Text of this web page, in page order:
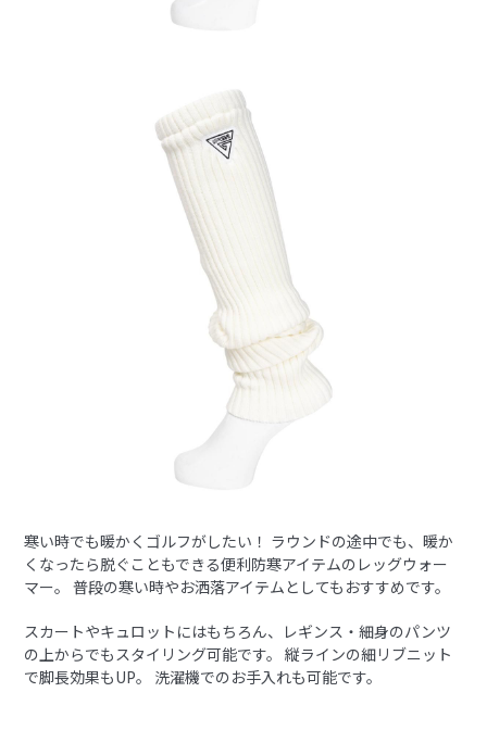
寒い時でも暖かくゴルフがしたい！ ラウンドの途中でも、暖か
くなったら脱ぐこともできる便利防寒アイテムのレッグウォー
マー。 普段の寒い時やお洒落アイテムとしてもおすすめです。
スカートやキュロットにはもちろん、レギンス・細身のパンツ
の上からでもスタイリング可能です。 縦ラインの細リブニット
で脚長効果もUP。 洗濯機でのお手入れも可能です。